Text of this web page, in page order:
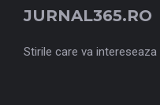
JURNAL365.RO
Stirile care va intereseaza